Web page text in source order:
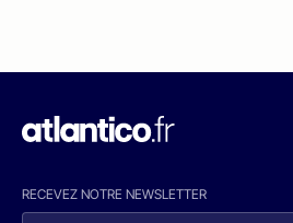
RECEVEZ NOTRE NEWSLETTER